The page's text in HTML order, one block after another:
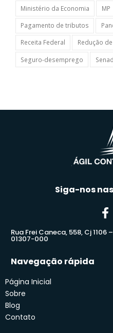
Ministério da Economia
MP
Pagamento de tributos
Receita Federal
Redução
Seguro-desemprego
Siga-nos
Rua Frei Caneca, 558, Cj
01307-000
Navegação rápida
Página Inicial
Sobre
Blog
Contato